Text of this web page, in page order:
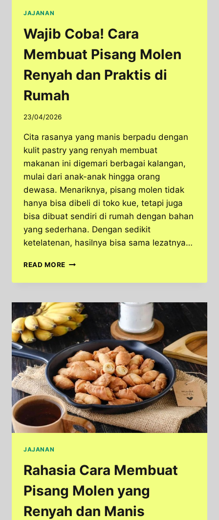
JAJANAN
Wajib Coba! Cara
Membuat Pisang Molen
Renyah dan Praktis di
Rumah
23/04/2026
Cita rasanya yang manis berpadu dengan
kulit pastry yang renyah membuat
makanan ini digemari berbagai kalangan,
mulai dari anak-anak hingga orang
dewasa. Menariknya, pisang molen tidak
hanya bisa dibeli di toko kue, tetapi juga
bisa dibuat sendiri di rumah dengan bahan
yang sederhana. Dengan sedikit
ketelatenan, hasilnya bisa sama lezatnya…
READ MORE WAJIB
CARA
PISANG
MOLEN
RENYAH
DAN
PRAKTIS
DI
RUMAH
JAJANAN
Rahasia Cara Membuat
Pisang Molen yang
Renyah dan Manis